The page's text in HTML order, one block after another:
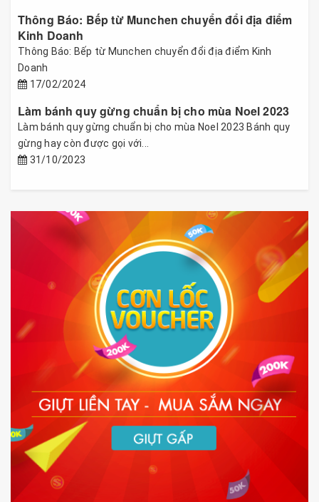
Thông Báo: Bếp từ Munchen chuyển đổi địa điểm
Kinh Doanh
Thông Báo: Bếp từ Munchen chuyển đổi địa điểm Kinh
Doanh
17/02/2024
Làm bánh quy gừng chuẩn bị cho mùa Noel 2023
Làm bánh quy gừng chuẩn bị cho mùa Noel 2023 Bánh quy
gừng hay còn được gọi với...
31/10/2023